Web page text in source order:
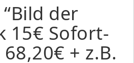
der
15€ Sofort-
+ z.B.